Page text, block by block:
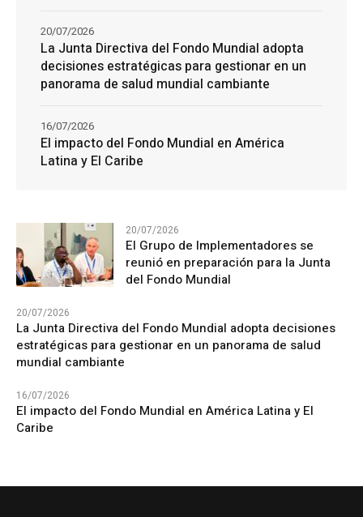
La Junta Directiva del Fondo Mundial adopta
decisiones estratégicas para gestionar en un
panorama de salud mundial cambiante
20/07/2026
El impacto del Fondo Mundial en América
Latina y El Caribe
16/07/2026
20/07/2026
El Grupo de Implementadores se
reunió en preparación para la Junta
del Fondo Mundial
20/07/2026
La Junta Directiva del Fondo Mundial adopta decisiones
estratégicas para gestionar en un panorama de salud
mundial cambiante
16/07/2026
El impacto del Fondo Mundial en América Latina y El
Caribe